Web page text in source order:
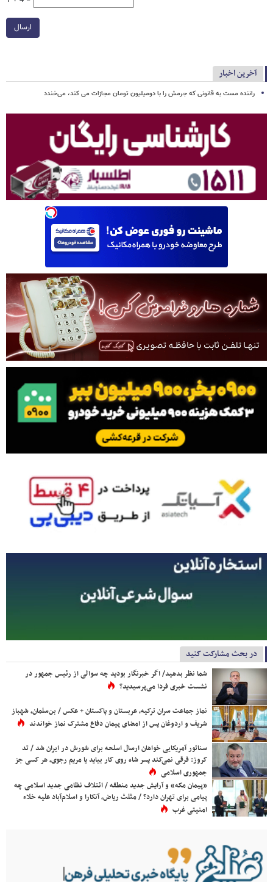
ارسال
آخرین اخبار
راننده مست به قانونی که جرمش را با دومیلیون تومان مجازات می کند، می‌خندد
در بحث مشارکت کنید
شما نظر بدهید/ اگر خبرنگار بودید چه سوالی از رئیس جمهور در
نشست خبری فردا می‌پرسیدید؟
نماز جماعت سران ترکیه، عربستان و پاکستان + عکس / بن‌سلمان، شهباز
شریف و اردوغان پس از امضای پیمان دفاع مشترک نماز خواندند
سناتور آمریکایی خواهان ارسال اسلحه برای شورش در ایران شد / تد
کروز: فرقی نمی‌کند پسر شاه روی کار بیاید یا مریم رجوی، هر کسی جز
جمهوری اسلامی
«پیمان مکه» و آرایش جدید منطقه / ائتلاف نظامی جدید اسلامی چه
پیامی برای تهران دارد؟ / مثلث ریاض، آنکارا و اسلام‌آباد علیه خلاء
امنیتی غرب